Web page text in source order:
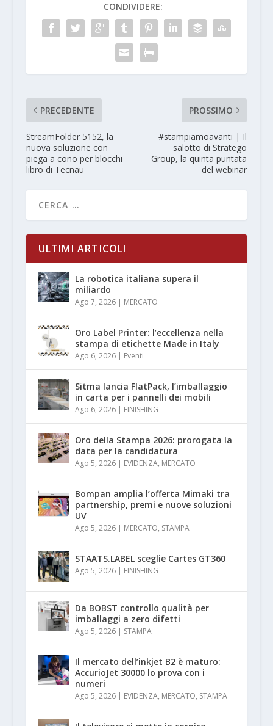
CONDIVIDERE:
PRECEDENTE
StreamFolder 5152, la
nuova soluzione con
piega a cono per blocchi
libro di Tecnau
PROSSIMO
#stampiamoavanti | Il
salotto di Stratego
Group, la quinta puntata
del webinar
ULTIMI ARTICOLI
La robotica italiana supera il
miliardo
Ago 7, 2026| MERCATO
Oro Label Printer: l’eccellenza nella
stampa di etichette Made in Italy
Ago 6, 2026| Eventi
Sitma lancia FlatPack, l’imballaggio
in carta per i pannelli dei mobili
Ago 6, 2026| FINISHING
Oro della Stampa 2026: prorogata la
data per la candidatura
Ago 5, 2026| EVIDENZA, MERCATO
Bompan amplia l’offerta Mimaki tra
partnership, premi e nuove soluzioni
UV
Ago 5, 2026| MERCATO, STAMPA
STAATS.LABEL sceglie Cartes GT360
Ago 5, 2026| FINISHING
Da BOBST controllo qualità per
imballaggi a zero difetti
Ago 5, 2026| STAMPA
Il mercato dell’inkjet B2 è maturo:
AccurioJet 30000 lo prova con i
numeri
Ago 5, 2026| EVIDENZA, MERCATO, STAMPA